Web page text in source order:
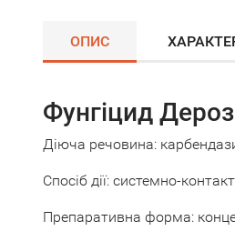
ОПИС
Фунгіцид
Діюча речовина:
Спосіб дії: системно-
Препаративна форма: